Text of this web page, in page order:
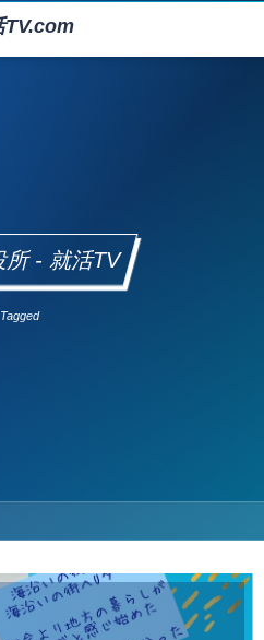
TV.com
所 - 就活TV
Tagged